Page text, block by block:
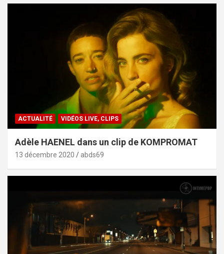
ACTUALITÉ VIDÉOS LIVE, CLIPS
Adèle HAENEL dans un clip de KOMPROMAT
13 décembre 2020 abds69